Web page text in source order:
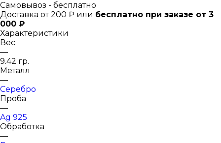
Самовывоз - бесплатно
Доставка от 200 ₽ или бесплатно при заказе от 3
000 ₽
Характеристики
Вес
—
9.42 гр.
Металл
—
Серебро
Проба
—
Ag 925
Обработка
—